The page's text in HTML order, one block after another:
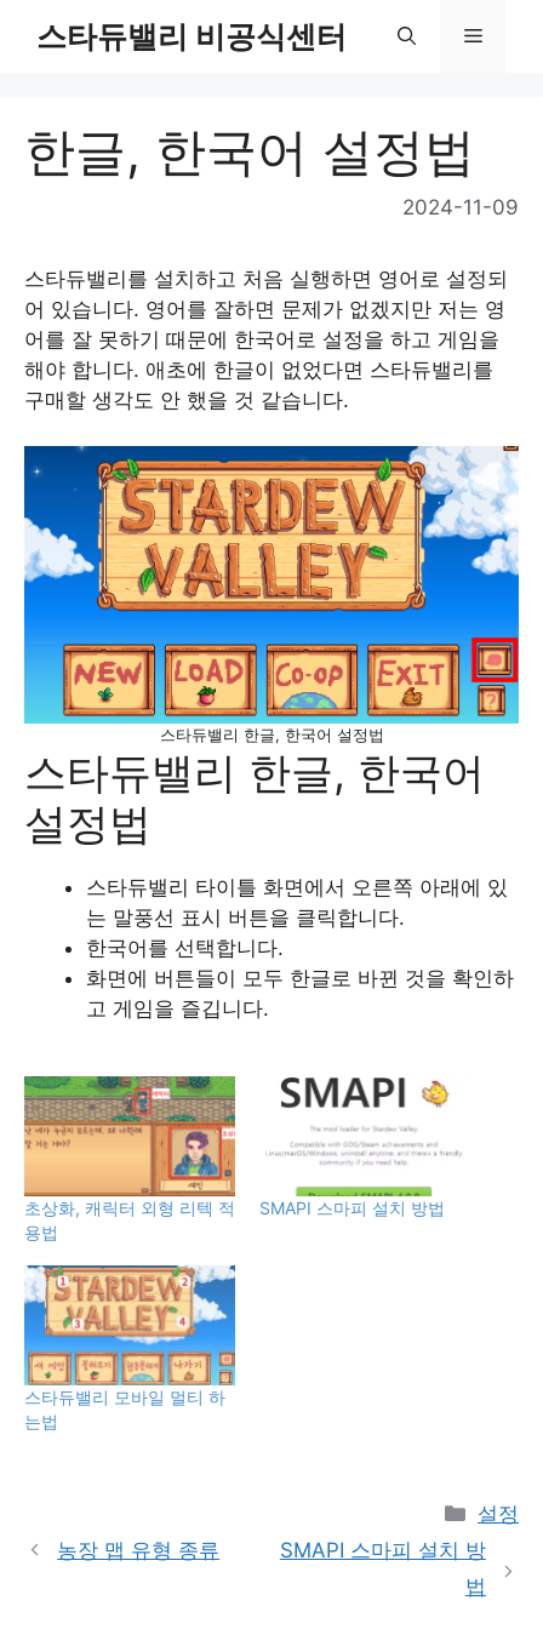
스타듀밸리 비공식센터 Menu
한글, 한국어 설정법
2024-11-09
스타듀밸리를 설치하고 처음 실행하면 영어로 설정되
어 있습니다. 영어를 잘하면 문제가 없겠지만 저는 영
어를 잘 못하기 때문에 한국어로 설정을 하고 게임을
해야 합니다. 애초에 한글이 없었다면 스타듀밸리를
구매할 생각도 안 했을 것 같습니다.
스타듀밸리 한글, 한국어 설정법
스타듀밸리 한글, 한국어
설정법
스타듀밸리 타이틀 화면에서 오른쪽 아래에 있
는 말풍선 표시 버튼을 클릭합니다.
한국어를 선택합니다.
화면에 버튼들이 모두 한글로 바뀐 것을 확인하
고 게임을 즐깁니다.
초상화, 캐릭터 외형 리텍 적
용법
SMAPI 스마피 설치 방법
스타듀밸리 모바일 멀티 하
는법
설정
농장 맵 유형 종류
SMAPI 스마피 설치 방
법